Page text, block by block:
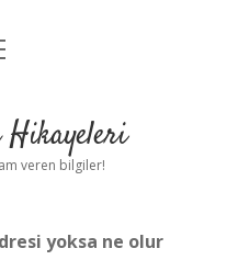
veren bilgiler!
yoksa ne olur